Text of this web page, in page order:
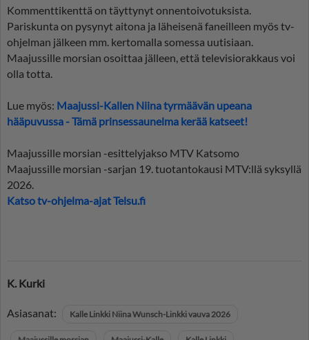
Kommenttikenttä on täyttynyt onnentoivotuksista.
Pariskunta on pysynyt aitona ja läheisenä faneilleen myös tv-
ohjelman jälkeen mm. kertomalla somessa uutisiaan.
Maajussille morsian osoittaa jälleen, että televisiorakkaus voi
olla totta.
Lue myös: Maajussi-Kallen Niina tyrmäävän upeana
hääpuvussa - Tämä prinsessaunelma kerää katseet!
Maajussille morsian -esittelyjakso MTV Katsomo
Maajussille morsian -sarjan 19. tuotantokausi MTV:llä syksyllä
2026.
Katso tv-ohjelma-ajat Telsu.fi
K. Kurki
Asiasanat: Kalle Linkki Niina Wunsch-Linkki vauva 2026